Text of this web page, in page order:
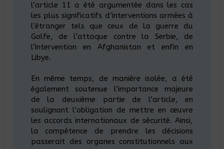
l’article 11 a été argumentée dans les cas
les plus significatifs d’interventions armées à
l’étranger tels que ceux de la guerre du
Golfe, de l’attaque contre la Serbie, de
l’intervention en Afghanistan et enfin en
Libye.
En même temps, de manière isolée, a été
également soutenue l’importance majeure
de la deuxième partie de l’article, en
soulignant l’obligation de mettre en œuvre
les accords internationaux de sécurité. Ainsi,
la compétence de prendre les décisions
passerait des organes constitutionnels aux